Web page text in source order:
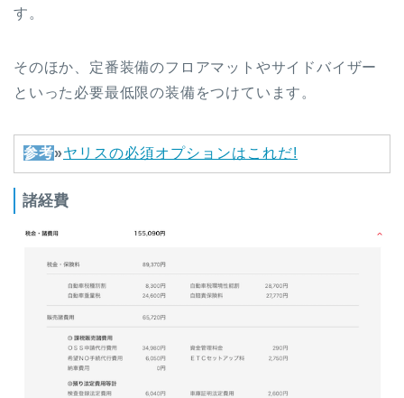
す。
そのほか、定番装備のフロアマットやサイドバイザー
といった必要最低限の装備をつけています。
参考»ヤリスの必須オプションはこれだ!
諸経費